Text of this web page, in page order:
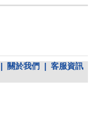
關於我們
客服資訊